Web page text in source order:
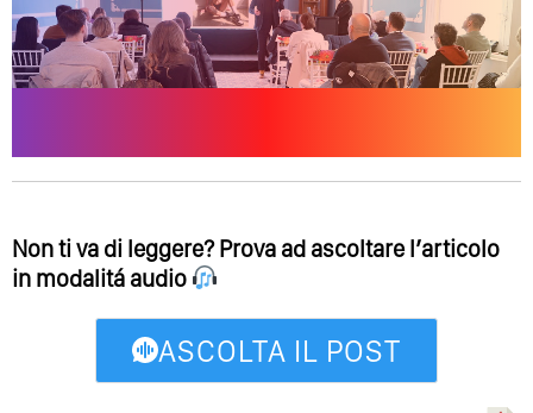
Non ti va di leggere? Prova ad ascoltare l’articolo
in modalitá audio
ASCOLTA IL POST